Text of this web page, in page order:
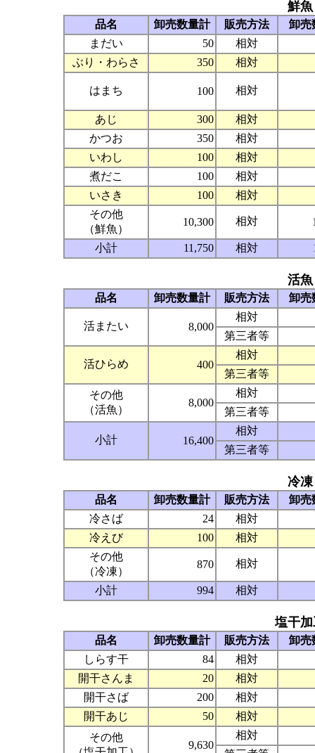
鮮
品名 卸売数量計 販売方法
卸売
まだい
50
相対
ぶり・わらさ
350 相対
はまち 100 相対
あじ 300
相対
かつお
350
相対
いわし
100
相対
煮だこ
100
相対
いさき
100
相対
その他
（鮮魚）
10,300 相対
小計 11,750 相対
活
品名 卸売数量計 販売方法 卸売
活またい 8,000
相対
第三者等
活ひらめ 400
相対
第三者等
その他
（活魚）
8,000
相対
第三者等
小計 16,400
相対
第三者等
冷
品名 卸売数量計 販売方法
卸売
冷さば
24
相対
冷えび
100
相対
その他
（冷凍）
870 相対
小計 994 相対
塩干
品名 卸売数量計 販売方法
卸売
しらす干
84
相対
開干さんま
20
相対
開干さば
200
相対
開干あじ
50
相対
その他
9,630
相対